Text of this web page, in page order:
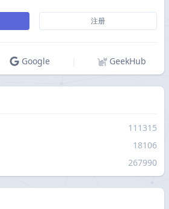
注册
Google GeekHub
111315
18106
267990